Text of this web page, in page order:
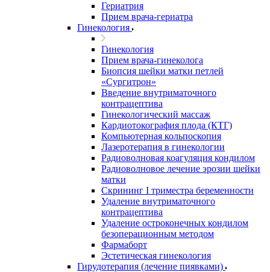
Гериатрия
Прием врача-гериатра
Гинекология
Гинекология
Прием врача-гинеколога
Биопсия шейки матки петлей
«Сургитрон»
Введение внутриматочного
контрацептива
Гинекологический массаж
Кардиотокография плода (КТГ)
Компьютерная кольпоскопия
Лазеротерапия в гинекологии
Радиоволновая коагуляция кондилом
Радиоволновое лечение эрозии шейки
матки
Скрининг I триместра беременности
Удаление внутриматочного
контрацептива
Удаление остроконечных кондилом
безоперационным методом
Фармаборт
Эстетическая гинекология
Гирудотерапия (лечение пиявками)